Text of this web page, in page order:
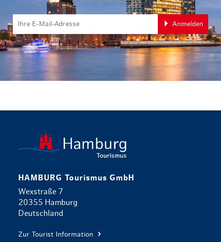
Anmelden
HAMBURG Tourismus GmbH
Wexstraße 7
20355 Hamburg
Deutschland
Zur Tourist Information